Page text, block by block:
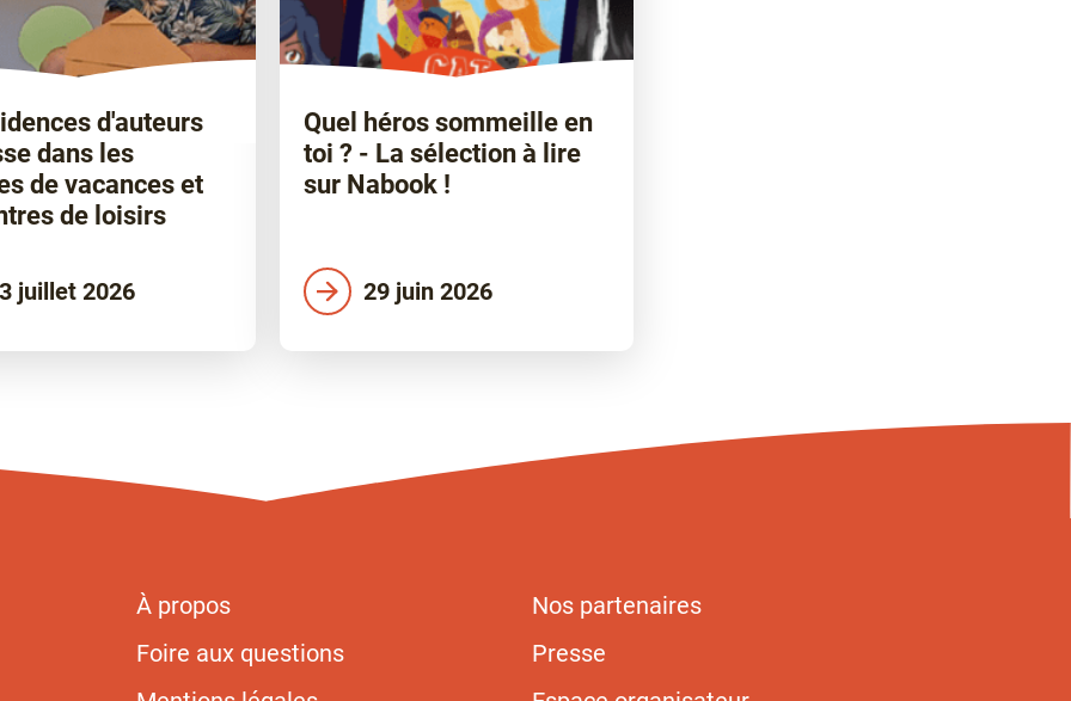
d'auteurs
dans les
de vacances et
de loisirs
juillet 2026
Quel héros sommeille en
toi ? - La sélection à lire
sur Nabook !
29 juin 2026
À propos
Nos partenaires
Foire aux questions
Presse